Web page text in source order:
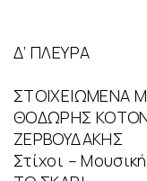
Δ’ ΠΛΕΥΡΑ
ΣΤΟΙΧΕΙΩΜΕΝΑ
ΘΟΔΩΡΗΣ
ΖΕΡΒΟΥΔΑΚΗΣ
Στίχοι –